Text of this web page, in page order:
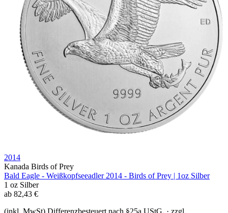
2014
Kanada Birds of Prey
Bald Eagle - Weißkopfseeadler 2014 - Birds of Prey | 1oz Silber
1 oz Silber
ab 82,43 €